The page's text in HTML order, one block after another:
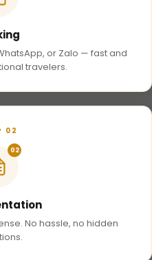
or Zalo — fast and
travelers.
02
02
No hassle, no hidden